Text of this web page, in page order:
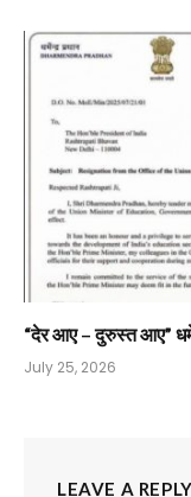
“देर आए – दुरुस्त आए”
July 25, 2026
LEAVE A REPLY